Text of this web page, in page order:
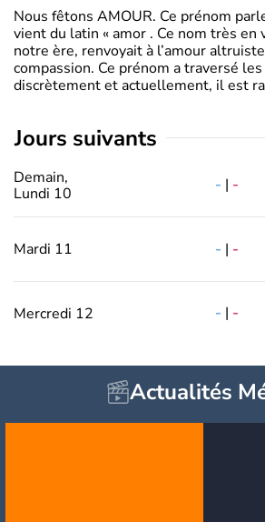
Nous fêtons AMOUR. Ce prénom
vient du latin « amor . Ce nom très en
notre ère, renvoyait à l’amour
compassion. Ce prénom a traversé
discrètement et actuellement, il est
jours suivants
Demain,
Lundi 10
- | -
Mardi 11 - | -
Mercredi 12 - | -
Actualités